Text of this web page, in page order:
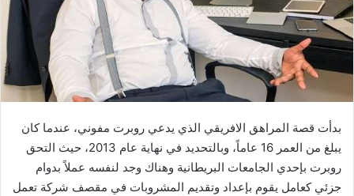
بدأت قصة المراهق الافريقي الذي يدعي روبرت مفوني، عندما كان
يبلغ من العمر 16 عاماً، وبالتحديد في نهاية عام 2013، حيث التحق
روبرت بإحدي الجامعات البريطانية وهناك وجد لنفسه عملاً بدوام
جزئي كعامل يقوم بإعداد وتقديم المشروبات في مقصف شركة تعمل